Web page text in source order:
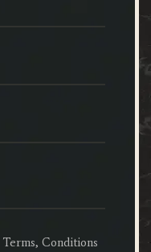
Conditions